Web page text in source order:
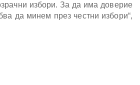
избори. За да има доверие
да минем през честни избори“,